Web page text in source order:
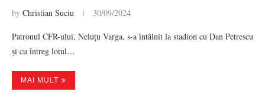
by Christian Suciu 30/09/2024
Patronul CFR-ului, Neluțu Varga, s-a întâlnit la stadion cu Dan Petrescu
și cu întreg lotul…
MAI MULT